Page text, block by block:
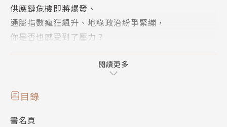
供應鏈危機即將爆發、
通膨指數瘋狂飆升、地緣政治紛爭緊繃，
你是否也感受到了壓力？
如今，你最喜愛的產品在商店貨架上不見了，缺貨將成
為日常，我們陷入供應鏈斷裂的困境，而這並非短期能
解決的問題。從現在起放眼六個月甚至三年後，這種供
閱讀更多
目錄
書名頁